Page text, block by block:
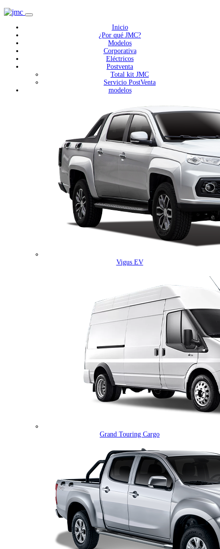
Inicio
¿Por qué JMC?
Modelos
Corporativa
Eléctricos
Postventa
Total kit JMC
Servicio PostVenta
modelos
Vigus EV
Grand Touring Cargo